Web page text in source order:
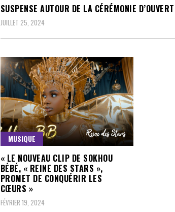
SUSPENSE AUTOUR DE LA CÉRÉMONIE
JUILLET 25, 2024
MUSIQUE
« LE NOUVEAU CLIP DE SOKHOU
BÉBÉ, « REINE DES STARS »,
PROMET DE CONQUÉRIR LES
CŒURS »
FÉVRIER 19, 2024